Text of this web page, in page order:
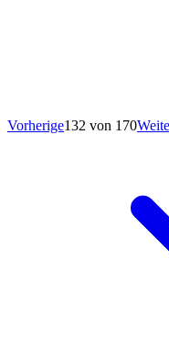
Vorherige132 von 170